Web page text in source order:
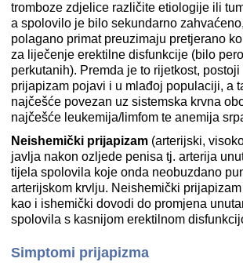
tromboze zdjelice različite etiologije ili
a spolovilo je bilo sekundarno
polagano primat preuzimaju pretjerano
za liječenje erektilne disfunkcije (bilo
perkutanih). Premda je to rijetkost,
prijapizam pojavi i u mlađoj populaciji, a
najčešće povezan uz sistemska krvna
najčešće leukemija/limfom te anemija
Neishemički prijapizam (arterijski,
javlja nakon ozljede penisa tj. arterija
tijela spolovila koje onda neobuzdano
arterijskom krvlju. Neishemički
kao i ishemički dovodi do promjena
spolovila s kasnijom erektilnom
Simptomi prijapizma